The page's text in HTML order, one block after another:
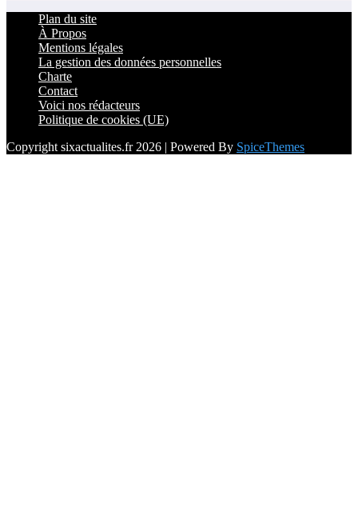
Plan du site
À Propos
Mentions légales
La gestion des données personnelles
Charte
Contact
Voici nos rédacteurs
Politique de cookies (UE)
Copyright sixactualites.fr 2026 | Powered By SpiceThemes